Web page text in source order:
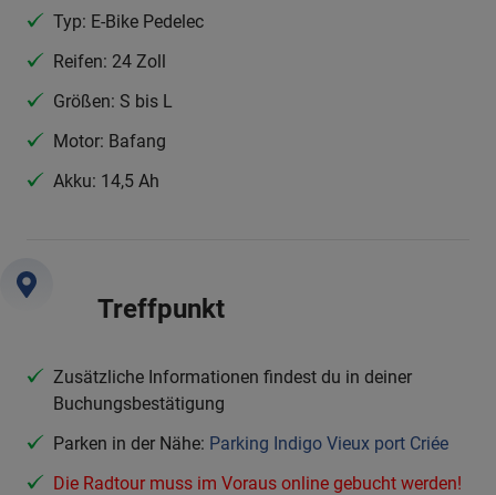
Typ: E-Bike Pedelec
Reifen: 24 Zoll
Größen: S bis L
Motor: Bafang
Akku: 14,5 Ah
Treffpunkt
Zusätzliche Informationen findest du in deiner
Buchungsbestätigung
Parken in der Nähe: Parking Indigo Vieux port Criée
Die Radtour muss im Voraus online gebucht werden!